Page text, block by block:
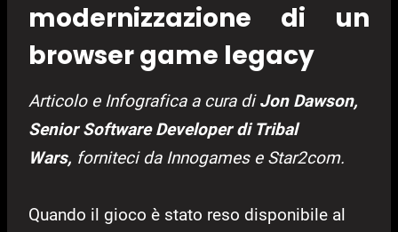
modernizzazione di un
browser game legacy
Articolo e Infografica a cura di Jon Dawson,
Senior Software Developer di Tribal
Wars, forniteci da Innogames e Star2com.
Quando il gioco è stato reso disponibile al